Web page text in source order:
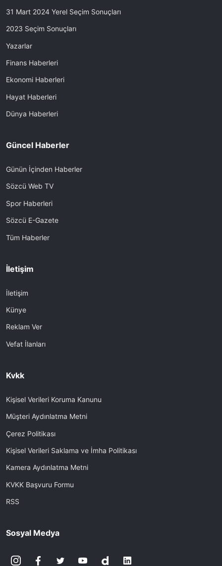
31 Mart 2024 Yerel Seçim Sonuçları
2023 Seçim Sonuçları
Yazarlar
Finans Haberleri
Ekonomi Haberleri
Hayat Haberleri
Dünya Haberleri
Güncel Haberler
Günün İçinden Haberler
Sözcü Web TV
Spor Haberleri
Sözcü E-Gazete
Tüm Haberler
İletişim
İletişim
Künye
Reklam Ver
Vefat İlanları
Kvkk
Kişisel Verileri Koruma Kanunu
Müşteri Aydınlatma Metni
Çerez Politikası
Kişisel Verileri Saklama ve İmha Politikası
Kamera Aydınlatma Metni
KVKK Başvuru Formu
RSS
Sosyal Medya